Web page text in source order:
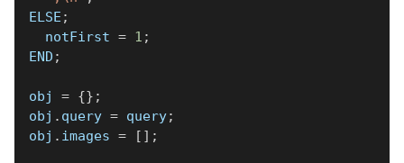
ELSE ;
  notFirst
= 1 ;
END ;
obj = {} ;
obj . query = query;
obj . images = [ ] ;